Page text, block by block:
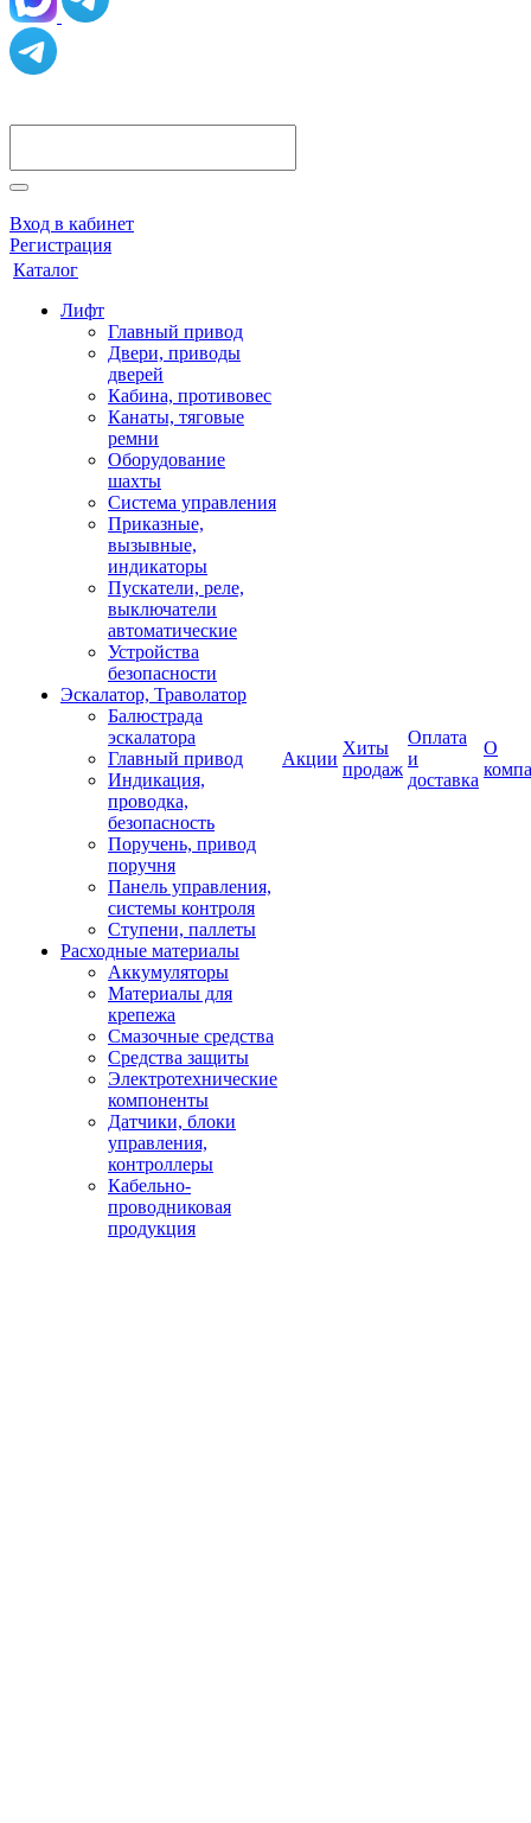
Вход в кабинет
Регистрация
Каталог
Лифт
Главный привод
Двери, приводы
дверей
Кабина, противовес
Канаты, тяговые
ремни
Оборудование
шахты
Система управления
Приказные,
вызывные,
индикаторы
Пускатели, реле,
выключатели
автоматические
Устройства
безопасности
Эскалатор, Траволатор
Балюстрада
эскалатора
Главный привод
Индикация,
проводка,
безопасность
Поручень, привод
поручня
Панель управления,
системы контроля
Ступени, паллеты
Расходные материалы
Аккумуляторы
Материалы для
крепежа
Смазочные средства
Средства защиты
Электротехнические
компоненты
Датчики, блоки
управления,
контроллеры
Кабельно-
проводниковая
продукция
Акции
Хиты
продаж
Оплата
и
доставка
О